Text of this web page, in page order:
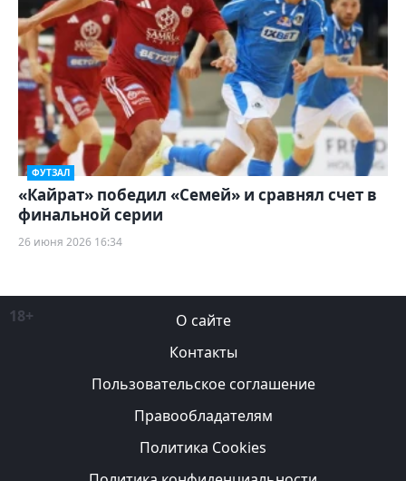
ФУТЗАЛ
«Кайрат» победил «Семей» и сравнял счет в
финальной серии
26 июня 2026 16:34
18+
О сайте
Контакты
Пользовательское соглашение
Правообладателям
Политика Cookies